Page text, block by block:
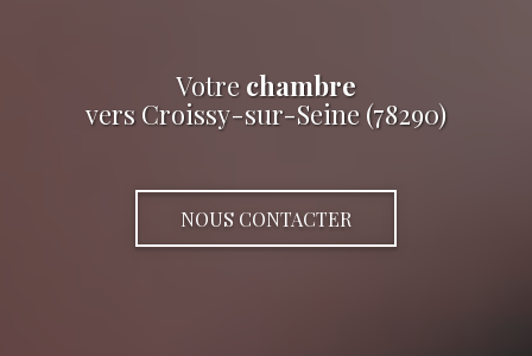
Votre chambre
vers Croissy-sur-Seine (78290)
NOUS CONTACTER